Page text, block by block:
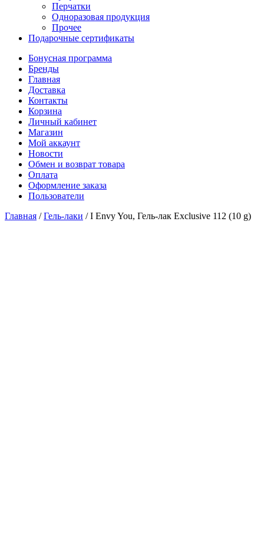
Перчатки
Одноразовая продукция
Прочее
Подарочные сертификаты
Бонусная программа
Бренды
Главная
Доставка
Контакты
Корзина
Личный кабинет
Магазин
Мой аккаунт
Новости
Обмен и возврат товара
Оплата
Оформление заказа
Пользователи
Главная /Гель-лаки /I Envy You, Гель-лак Exclusive 112 (10 g)